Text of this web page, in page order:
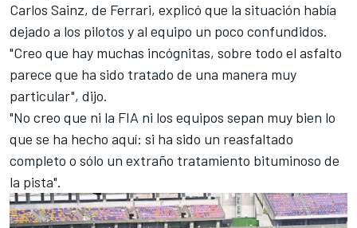
Carlos Sainz, de Ferrari, explicó que la situación había
dejado a los pilotos y al equipo un poco confundidos.
"Creo que hay muchas incógnitas, sobre todo el asfalto
parece que ha sido tratado de una manera muy
particular", dijo.
"No creo que ni la FIA ni los equipos sepan muy bien lo
que se ha hecho aquí: si ha sido un reasfaltado
completo o sólo un extraño tratamiento bituminoso de
la pista".